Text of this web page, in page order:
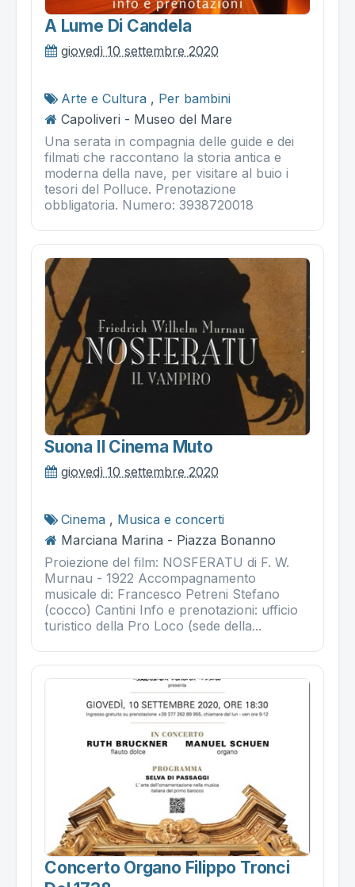
A Lume Di Candela
giovedì 10 settembre 2020
Arte e Cultura , Per bambini
Capoliveri - Museo del Mare
Una serata in compagnia delle guide e dei
filmati che raccontano la storia antica e
moderna della nave, per visitare al buio i
tesori del Polluce. Prenotazione
obbligatoria. Numero: 3938720018
Suona Il Cinema Muto
giovedì 10 settembre 2020
Cinema , Musica e concerti
Marciana Marina - Piazza Bonanno
Proiezione del film: NOSFERATU di F. W.
Murnau - 1922 Accompagnamento
musicale di: Francesco Petreni Stefano
(cocco) Cantini Info e prenotazioni: ufficio
turistico della Pro Loco (sede della...
Concerto Organo Filippo Tronci